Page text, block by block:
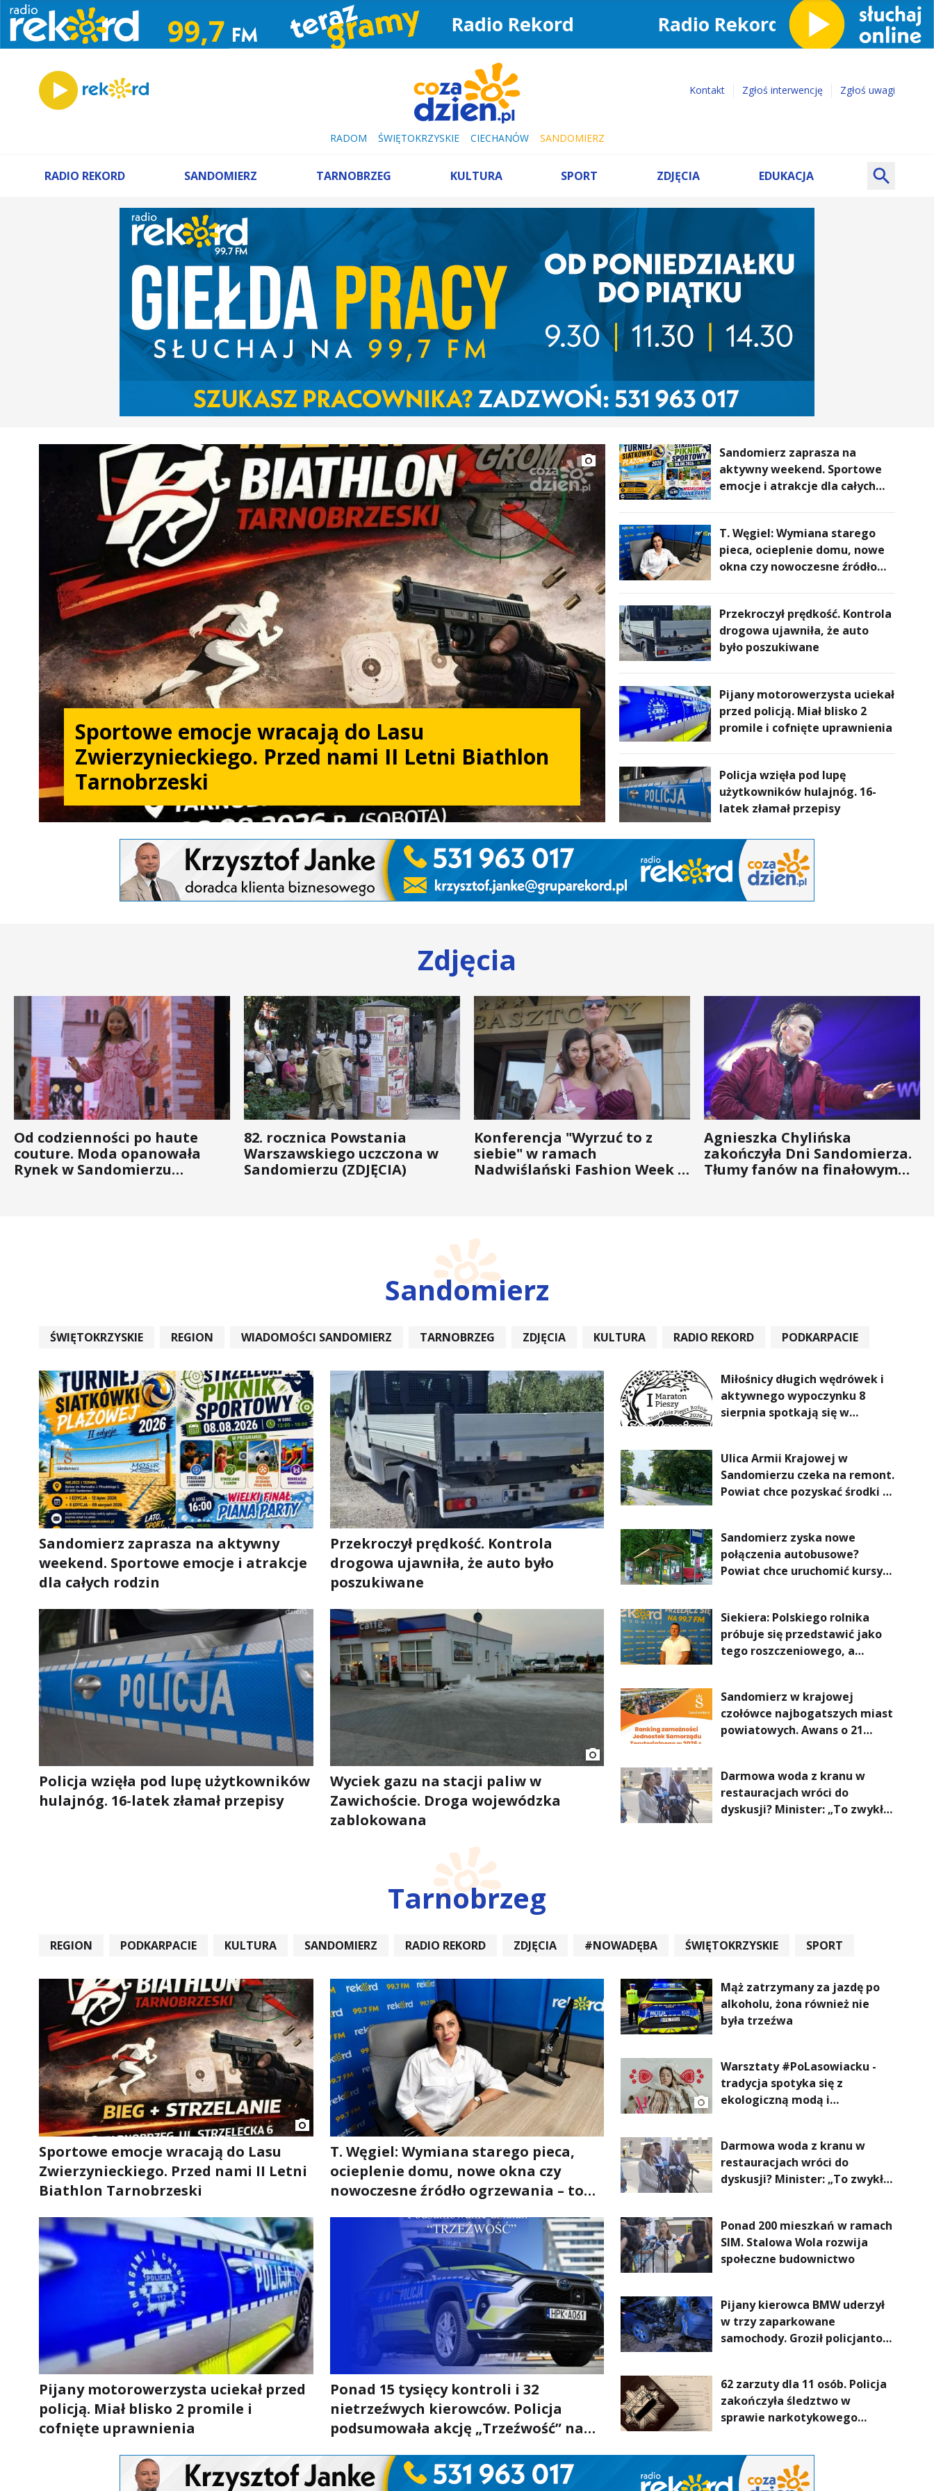
Radio Rekord
Kontakt Zgłoś interwencję Zgłoś uwagi
RADOM ŚWIĘTOKRZYSKIE CIECHANÓW SANDOMIERZ
RADIO REKORD SANDOMIERZ TARNOBRZEG KULTURA SPORT ZDJĘCIA EDUKACJA
Sportowe emocje wracają do Lasu
Zwierzynieckiego. Przed nami II Letni Biathlon
Tarnobrzeski
Sandomierz zaprasza na
aktywny weekend. Sportowe
emocje i atrakcje dla całych
T. Węgiel: Wymiana starego
pieca, ocieplenie domu, nowe
okna czy nowoczesne źródło
komfort życia i... czystsze
powietrze
Przekroczył prędkość. Kontrola
drogowa ujawniła, że auto
było poszukiwane
Pijany motorowerzysta uciekał
przed policją. Miał blisko 2
promile i cofnięte uprawnienia
Policja wzięła pod lupę
użytkowników hulajnóg. 16-
latek złamał przepisy
Zdjęcia
Od codzienności po haute
couture. Moda opanowała
Rynek w Sandomierzu
82. rocznica Powstania
Warszawskiego uczczona w
Sandomierzu (ZDJĘCIA)
Konferencja "Wyrzuć to z
siebie" w ramach
Nadwiślański Fashion Week -
Agnieszka Chylińska
zakończyła Dni Sandomierza.
Tłumy fanów na finałowym
Sandomierz
ŚWIĘTOKRZYSKIE REGION WIADOMOŚCI SANDOMIERZ TARNOBRZEG ZDJĘCIA KULTURA RADIO REKORD
PODKARPACIE
Sandomierz zaprasza na aktywny
weekend. Sportowe emocje i atrakcje
dla całych rodzin
Przekroczył prędkość. Kontrola
drogowa ujawniła, że auto było
poszukiwane
Policja wzięła pod lupę użytkowników
hulajnóg. 16-latek złamał przepisy
Wyciek gazu na stacji paliw w
Zawichoście. Droga wojewódzka
zablokowana
Miłośnicy długich wędrówek i
aktywnego wypoczynku 8
sierpnia spotkają się w
Rośnie”
Ulica Armii Krajowej w
Sandomierzu czeka na remont.
Powiat chce pozyskać środki z
Sandomierz zyska nowe
połączenia autobusowe?
Powiat chce uruchomić kursy
Siekiera: Polskiego rolnika
próbuje się przedstawić jako
tego roszczeniowego, a
Sandomierz w krajowej
czołówce najbogatszych miast
powiatowych. Awans o 21
Darmowa woda z kranu w
restauracjach wróci do
dyskusji? Minister: „To zwykła
Tarnobrzeg
REGION PODKARPACIE KULTURA SANDOMIERZ RADIO REKORD ZDJĘCIA #NOWADĘBA ŚWIĘTOKRZYSKIE
SPORT
Sportowe emocje wracają do Lasu
Zwierzynieckiego. Przed nami II Letni
Biathlon Tarnobrzeski
T. Węgiel: Wymiana starego pieca,
ocieplenie domu, nowe okna czy
nowoczesne źródło ogrzewania – to
komfort życia i... czystsze powietrze
Pijany motorowerzysta uciekał przed
policją. Miał blisko 2 promile i
cofnięte uprawnienia
Ponad 15 tysięcy kontroli i 32
nietrzeźwych kierowców. Policja
podsumowała akcję „Trzeźwość” na
Mąż zatrzymany za jazdę po
alkoholu, żona również nie
była trzeźwa
Warsztaty #PoLasowiacku -
tradycja spotyka się z
ekologiczną modą i
Darmowa woda z kranu w
restauracjach wróci do
dyskusji? Minister: „To zwykła
Ponad 200 mieszkań w ramach
SIM. Stalowa Wola rozwija
społeczne budownictwo
Pijany kierowca BMW uderzył
w trzy zaparkowane
samochody. Groził policjantom
62 zarzuty dla 11 osób. Policja
zakończyła śledztwo w
sprawie narkotykowego